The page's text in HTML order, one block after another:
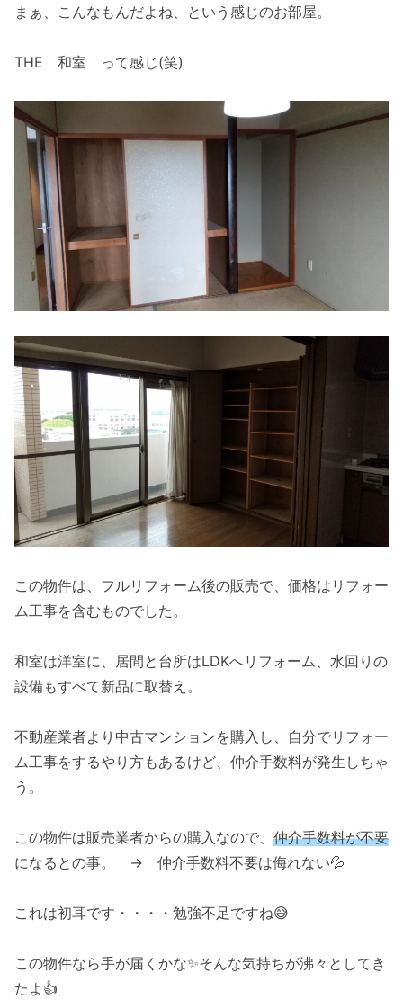
まぁ、こんなもんだよね、という感じのお部屋。
THE 和室 って感じ(笑)
この物件は、フルリフォーム後の販売で、価格はリフォー
ム工事を含むものでした。
和室は洋室に、居間と台所はLDKへリフォーム、水回りの
設備もすべて新品に取替え。
不動産業者より中古マンションを購入し、自分でリフォー
ム工事をするやり方もあるけど、仲介手数料が発生しちゃ
う。
この物件は販売業者からの購入なので、 仲介手数料が不要
になるとの事。 → 仲介手数料不要は侮れない💦
これは初耳です・・・・勉強不足ですね😅
この物件なら手が届くかな✨そんな気持ちが沸々としてき
たよ👍